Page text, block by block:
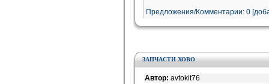
Предложения/Комментарии: 0
ЗАПЧАСТИ ХОВО
Автор: avtokit76